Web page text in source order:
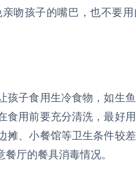
吻孩子的嘴巴，也不要
孩子食用生冷食物，如生
食用前要充分清洗，最好
、小餐馆等卫生条件较差
厅的餐具消毒情况。